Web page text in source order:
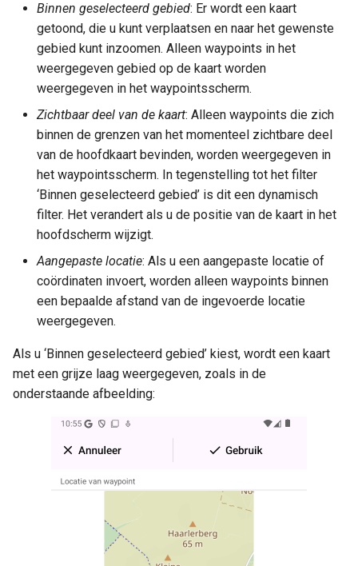
Binnen geselecteerd gebied: Er wordt een kaart
getoond, die u kunt verplaatsen en naar het gewenste
gebied kunt inzoomen. Alleen waypoints in het
weergegeven gebied op de kaart worden
weergegeven in het waypointsscherm.
Zichtbaar deel van de kaart: Alleen waypoints die zich
binnen de grenzen van het momenteel zichtbare deel
van de hoofdkaart bevinden, worden weergegeven in
het waypointsscherm. In tegenstelling tot het filter
‘Binnen geselecteerd gebied’ is dit een dynamisch
filter. Het verandert als u de positie van de kaart in het
hoofdscherm wijzigt.
Aangepaste locatie: Als u een aangepaste locatie of
coördinaten invoert, worden alleen waypoints binnen
een bepaalde afstand van de ingevoerde locatie
weergegeven.
Als u ‘Binnen geselecteerd gebied’ kiest, wordt een kaart
met een grijze laag weergegeven, zoals in de
onderstaande afbeelding: